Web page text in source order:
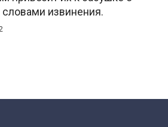
словами извинения.